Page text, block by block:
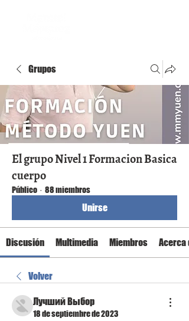
Grupos
El grupo Nivel 1 Formacion Basica
cuerpo
Público · 88 miembros
Unirse
Discusión Multimedia Miembros Acerca
Volver
Лучший Выбор
18 de septiembre de 2023